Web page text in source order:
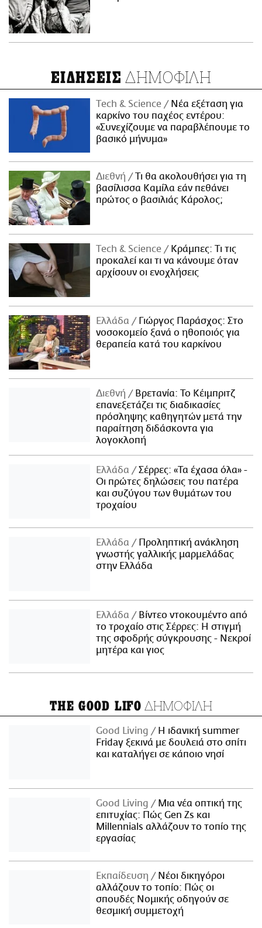
ΕΙΔΗΣΕΙΣ ΔΗΜΟΦΙΛΗ
Τech & Science
Νέα εξέταση για
καρκίνο του παχέος εντέρου:
«Συνεχίζουμε να παραβλέπουμε το
βασικό μήνυμα»
Διεθνή
Τι θα ακολουθήσει για τη
βασίλισσα Καμίλα εάν πεθάνει
πρώτος ο βασιλιάς Κάρολος;
Τech & Science
Κράμπες: Τι τις
προκαλεί και τι να κάνουμε όταν
αρχίσουν οι ενοχλήσεις
Ελλάδα
Γιώργος Παράσχος: Στο
νοσοκομείο ξανά ο ηθοποιός για
θεραπεία κατά του καρκίνου
Διεθνή
Βρετανία: Το Κέιμπριτζ
επανεξετάζει τις διαδικασίες
πρόσληψης καθηγητών μετά την
παραίτηση διδάσκοντα για
λογοκλοπή
Ελλάδα
Σέρρες: «Τα έχασα όλα» -
Οι πρώτες δηλώσεις του πατέρα
και συζύγου των θυμάτων του
τροχαίου
Ελλάδα
Προληπτική ανάκληση
γνωστής γαλλικής μαρμελάδας
στην Ελλάδα
Ελλάδα
Βίντεο ντοκουμέντο από
το τροχαίο στις Σέρρες: Η στιγμή
της σφοδρής σύγκρουσης - Νεκροί
μητέρα και γιος
THE GOOD LIFO ΔΗΜΟΦΙΛΗ
Good Living
Η ιδανική summer
Friday ξεκινά με δουλειά στο σπίτι
και καταλήγει σε κάποιο νησί
Good Living
Μια νέα οπτική της
επιτυχίας: Πώς Gen Zs και
Millennials αλλάζουν το τοπίο της
εργασίας
Εκπαίδευση
Νέοι δικηγόροι
αλλάζουν το τοπίο: Πώς οι
σπουδές Νομικής οδηγούν σε
θεσμική συμμετοχή